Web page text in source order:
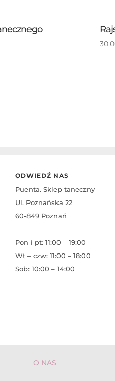
ODWIEDŹ NAS
Puenta. Sklep taneczny
Ul. Poznańska 22
60-849 Poznań
Pon i pt: 11:00 – 19:00
Wt – czw: 11:00 – 18:00
Sob: 10:00 – 14:00
O NAS